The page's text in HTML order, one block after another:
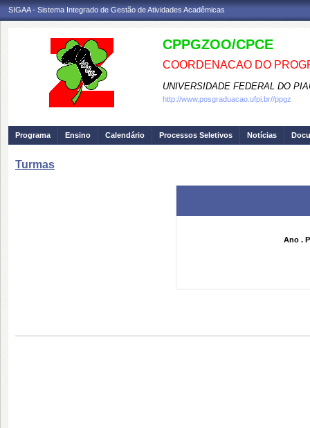
SIGAA - Sistema Integrado de Gestão de Atividades Acadêmicas
CPPGZOO/CPCE
COORDENACAO DO
UNIVERSIDADE FEDERAL DO
http://www.posgraduacao.ufpi.br//ppgz
Programa Ensino Calendário Processos Seletivos Notícias
Turmas
Ano .